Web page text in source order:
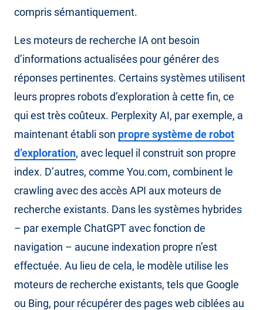
compris sémantiquement.
Les moteurs de recherche IA ont besoin
d’informations actualisées pour générer des
réponses pertinentes. Certains systèmes utilisent
leurs propres robots d’exploration à cette fin, ce
qui est très coûteux. Perplexity AI, par exemple, a
maintenant établi son propre système de robot
d’exploration, avec lequel il construit son propre
index. D’autres, comme You.com, combinent le
crawling avec des accès API aux moteurs de
recherche existants. Dans les systèmes hybrides
– par exemple ChatGPT avec fonction de
navigation – aucune indexation propre n’est
effectuée. Au lieu de cela, le modèle utilise les
moteurs de recherche existants, tels que Google
ou Bing, pour récupérer des pages web ciblées au